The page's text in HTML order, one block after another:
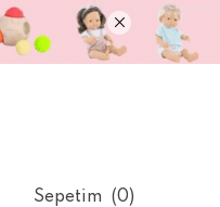
Sepetim 0